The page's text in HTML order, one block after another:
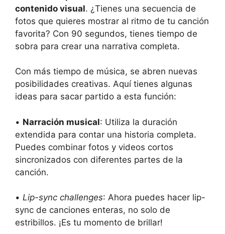
contenido visual. ¿Tienes una secuencia de
fotos que quieres mostrar al ritmo de tu canción
favorita? Con 90 segundos, tienes tiempo de
sobra para crear una narrativa completa.
Con más tiempo de música, se abren nuevas
posibilidades creativas. Aquí tienes algunas
ideas para sacar partido a esta función:
• Narración musical: Utiliza la duración
extendida para contar una historia completa.
Puedes combinar fotos y videos cortos
sincronizados con diferentes partes de la
canción.
• Lip-sync challenges: Ahora puedes hacer lip-
sync de canciones enteras, no solo de
estribillos. ¡Es tu momento de brillar!